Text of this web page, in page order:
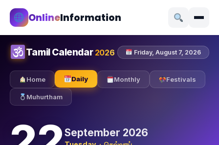
OnlineInformation
Tamil Calendar 2026 Friday, August 7, 2026
Home Daily Monthly Festivals
Muhurtham
September 2026